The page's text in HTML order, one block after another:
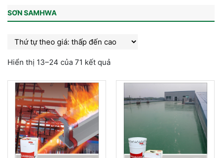
SƠN SAMHWA
Hiển thị 13–24 của 71 kết quả